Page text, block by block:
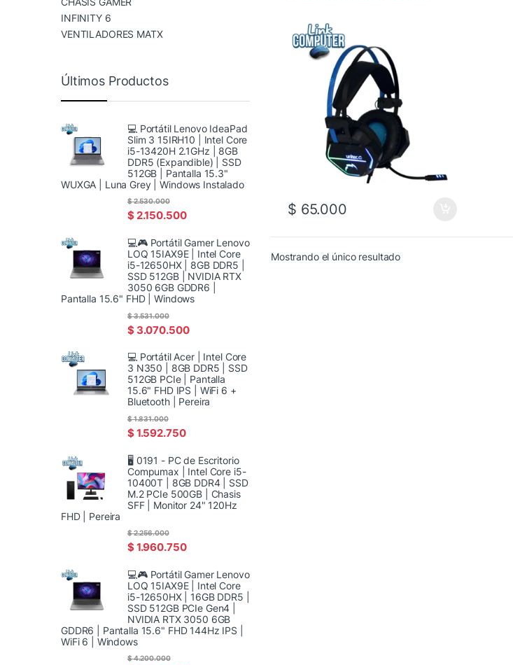
$ 65.000
Mostrando el único resultado
INFINITY 6
VENTILADORES MATX
Últimos Productos
💻 Portátil Lenovo IdeaPad
Slim 3 15IRH10 | Intel Core
i5-13420H 2.1GHz | 8GB
DDR5 (Expandible) | SSD
512GB | Pantalla 15.3"
WUXGA | Luna Grey | Windows Instalado
$2.150.500
$2.530.000
💻🎮 Portátil Gamer Lenovo
LOQ 15IAX9E | Intel Core
i5-12650HX | 8GB DDR5 |
SSD 512GB | NVIDIA RTX
3050 6GB GDDR6 |
Pantalla 15.6" FHD | Windows
$3.070.500
$3.531.000
💻 Portátil Acer | Intel Core
3 N350 | 8GB DDR5 | SSD
512GB PCIe | Pantalla
15.6" FHD IPS | WiFi 6 +
Bluetooth | Pereira
$1.592.750
$1.831.000
🖥️ 0191 - PC de Escritorio
Compumax | Intel Core i5-
10400T | 8GB DDR4 | SSD
M.2 PCIe 500GB | Chasis
SFF | Monitor 24" 120Hz
FHD | Pereira
$1.960.750
$2.256.000
💻🎮 Portátil Gamer Lenovo
LOQ 15IAX9E | Intel Core
i5-12650HX | 16GB DDR5 |
SSD 512GB PCIe Gen4 |
NVIDIA RTX 3050 6GB
GDDR6 | Pantalla 15.6" FHD 144Hz IPS |
WiFi 6 | Windows
$4.200.000